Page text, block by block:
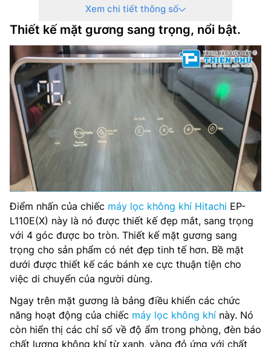
Diện tích phòng sử dụng:79m2
Công suất tạo ẩm:Khoảng 800 mL/h
Dung tích bình nước:5L
Robot tự làm sach:Có
Cảm biến :Bụi (PM2.5), Mùi, Độ ẩm, Nhiệt độ
Inverter:Có
Lưu lượng không khí (Thấp/Vừa/Cao/Tối đa):1 / 3.1 / 4 / 11
m3/phút
Công suất tiêu thụ điện (Thấp/Vừa/Cao/Tối đa):8 / 11 / 13
/ 95 W
Độ ồn (Thấp/Vừa/Cao/Tối đa):14 / 25 /32 /55 dB
Màng lọc:Lọc thô: Thép không gỉ, dùng trọn đời không
cần thay thế
:Lọc HEPA thời gian sử dụng 10 năm
:Lọc khử mùi thời gian sử dụng 10 năm
Xem chi tiết thông số
Thiết kế mặt gương sang trọng, nổi bật.
Điểm nhấn của chiếc máy lọc không khí Hitachi EP-
L110E(X) này là nó được thiết kế đẹp mắt, sang trọng
với 4 góc được bo tròn. Thiết kế mặt gương sang
trọng cho sản phẩm có nét đẹp tinh tế hơn. Bề mặt
dưới được thiết kế các bánh xe cực thuận tiện cho
việc di chuyển của người dùng.
Ngay trên mặt gương là bảng điều khiển các chức
năng hoạt động của chiếc máy lọc không khí này. Nó
còn hiển thị các chỉ số về độ ẩm trong phòng, đèn báo
chất lượng không khí từ xanh, vàng đỏ ứng với chất